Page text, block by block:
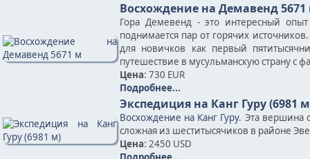
Восхождение на Демавенд
Гора Демевенд - это интересный
поднимается пар от горячих
для новичков как первый
путешествие в мусульманскую страну с
Цена: 730 EUR
Подробнее...
Экспедиция на Канг Гуру (6981
Восхождение на Канг Гуру. Эта вершина
сложная из шеститысячиков в районе
Цена: 2450 USD